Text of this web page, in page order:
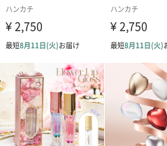
ドライフラワー・プリザーブド
自然のお花で作ったドライフラワ
梱します。
一部花材が写真と異なる場合がご
い。パッケージに入れてお届けしま